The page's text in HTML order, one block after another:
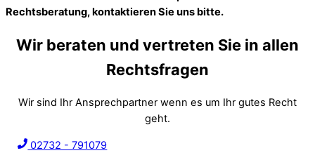
Rechtsberatung, kontaktieren Sie uns bitte.
Wir beraten und vertreten Sie in allen
Rechtsfragen
Wir sind Ihr Ansprechpartner wenn es um Ihr gutes Recht
geht.
02732 - 791079